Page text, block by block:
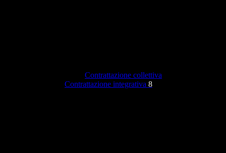
Contrattazione collettiva
Contrattazione integrativa 8